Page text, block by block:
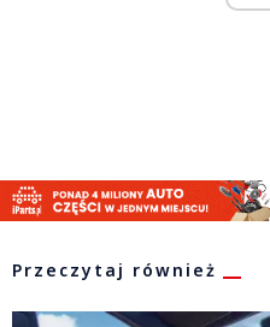
Przeczytaj również